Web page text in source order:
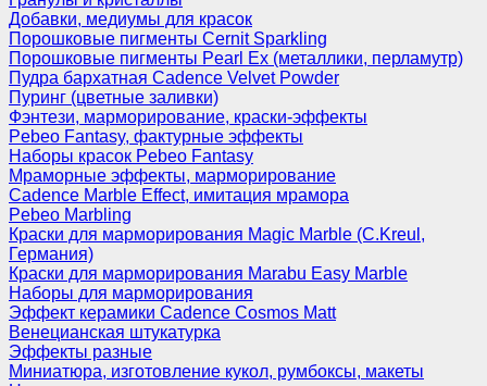
Добавки, медиумы для красок
Порошковые пигменты Cernit Sparkling
Порошковые пигменты Pearl Ex (металлики, перламутр)
Пудра бархатная Cadence Velvet Powder
Пуринг (цветные заливки)
Фэнтези, марморирование, краски-эффекты
Pebeo Fantasy, фактурные эффекты
Наборы красок Pebeo Fantasy
Мраморные эффекты, марморирование
Cadence Marble Effect, имитация мрамора
Pebeo Marbling
Краски для марморирования Magic Marble (C.Kreul,
Германия)
Краски для марморирования Marabu Easy Marble
Наборы для марморирования
Эффект керамики Cadence Cosmos Matt
Венецианская штукатурка
Эффекты разные
Миниатюра, изготовление кукол, румбоксы, макеты